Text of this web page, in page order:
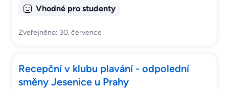
Vhodné pro studenty
Zveřejněno: 30. července
Recepční v klubu plavání - odpolední
směny Jesenice u Prahy